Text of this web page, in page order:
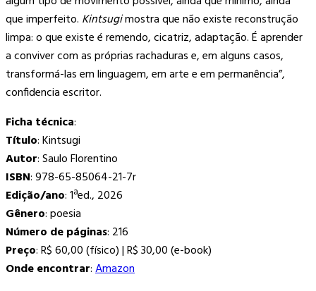
que imperfeito. Kintsugimostra que não existe reconstrução
limpa: o que existe é remendo, cicatriz, adaptação. É aprender
a conviver com as próprias rachaduras e, em alguns casos,
transformá-las em linguagem, em arte e em permanência”,
confidencia escritor.
Ficha técnica:
Título: Kintsugi
Autor: Saulo Florentino
ISBN: 978-65-85064-21-7r
Edição/ano: 1ªed., 2026
Gênero: poesia
Número de páginas: 216
Preço: R$ 60,00 (físico) | R$ 30,00 (e-book)
Onde encontrar:Amazon